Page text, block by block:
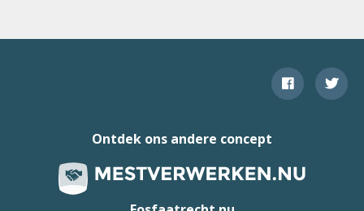
Ontdek ons andere concept